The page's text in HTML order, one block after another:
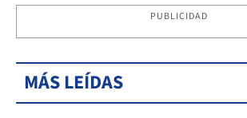
PUBLICIDAD
MÁS LEÍDAS